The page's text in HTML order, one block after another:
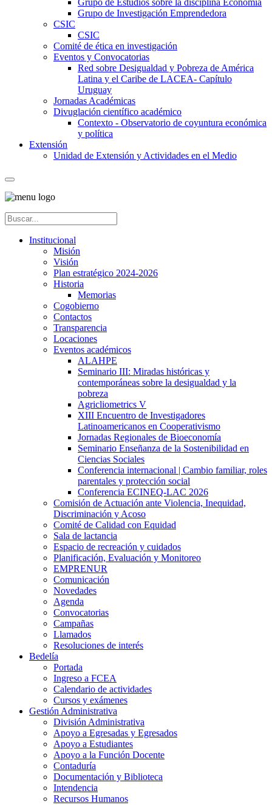
Grupo de Investigación Emprendedora
CSIC
CSIC
Comité de ética en investigación
Eventos y Convocatorias
Red sobre Desigualdad y Pobreza de América
Latina y el Caribe de LACEA- Capítulo
Uruguay
Jornadas Académicas
Divuglación científico académico
Contexto - Observatorio de coyuntura económica
y política
Extensión
Unidad de Extensión y Actividades en el Medio
Institucional
Misión
Visión
Plan estratégico 2024-2026
Historia
Memorias
Cogobierno
Contactos
Transparencia
Locaciones
Eventos académicos
ALAHPE
Seminario III: Miradas históricas y
contemporáneas sobre la desigualdad y la
pobreza
Agricliometrics V
XIII Encuentro de Investigadores
Latinoamericanos en Cooperativismo
Jornadas Regionales de Bioeconomía
Seminario Enseñanza de la Sostenibilidad en
Ciencias Sociales
Conferencia internacional | Cambio familiar, roles
parentales y protección social
Conferencia ECINEQ-LAC 2026
Comisión de Actuación ante Violencia, Inequidad,
Discriminación y Acoso
Comité de Calidad con Equidad
Sala de lactancia
Espacio de recreación y cuidados
Planificación, Evaluación y Monitoreo
EMPRENUR
Comunicación
Novedades
Agenda
Convocatorias
Campañas
Llamados
Resoluciones de interés
Bedelía
Portada
Ingreso a FCEA
Calendario de actividades
Cursos y exámenes
Gestión Administrativa
División Administrativa
Apoyo a Egresadas y Egresados
Apoyo a Estudiantes
Apoyo a la Función Docente
Contaduría
Documentación y Biblioteca
Intendencia
Recursos Humanos